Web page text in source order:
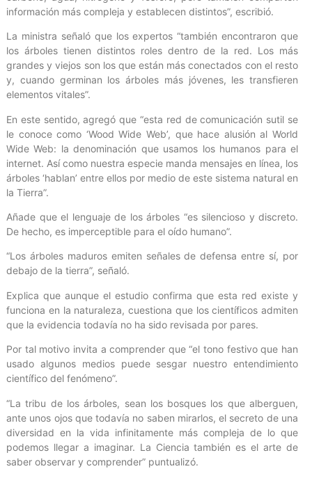
información más compleja y establecen distintos”, escribió.
La ministra señaló que los expertos “también encontraron que
los árboles tienen distintos roles dentro de la red. Los más
grandes y viejos son los que están más conectados con el resto
y, cuando germinan los árboles más jóvenes, les transfieren
elementos vitales”.
En este sentido, agregó que “esta red de comunicación sutil se
le conoce como ‘Wood Wide Web’, que hace alusión al World
Wide Web: la denominación que usamos los humanos para el
internet. Así como nuestra especie manda mensajes en línea, los
árboles ‘hablan’ entre ellos por medio de este sistema natural en
la Tierra”.
Añade que el lenguaje de los árboles “es silencioso y discreto.
De hecho, es imperceptible para el oído humano”.
“Los árboles maduros emiten señales de defensa entre sí, por
debajo de la tierra”, señaló.
Explica que aunque el estudio confirma que esta red existe y
funciona en la naturaleza, cuestiona que los científicos admiten
que la evidencia todavía no ha sido revisada por pares.
Por tal motivo invita a comprender que “el tono festivo que han
usado algunos medios puede sesgar nuestro entendimiento
científico del fenómeno”.
“La tribu de los árboles, sean los bosques los que alberguen,
ante unos ojos que todavía no saben mirarlos, el secreto de una
diversidad en la vida infinitamente más compleja de lo que
podemos llegar a imaginar. La Ciencia también es el arte de
saber observar y comprender” puntualizó.